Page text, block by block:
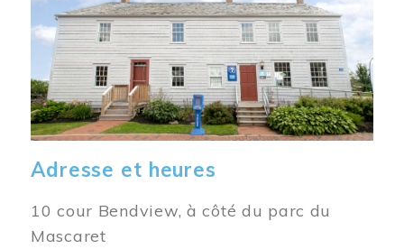
Adresse et heures
10 cour Bendview, à côté du parc du
Mascaret